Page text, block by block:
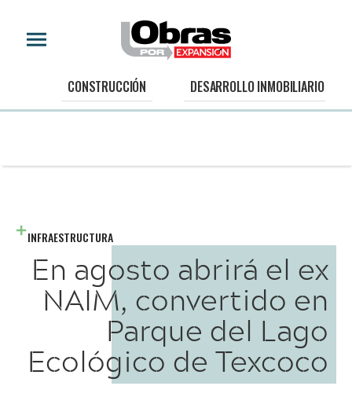
CONSTRUCCIÓN DESARROLLO INMOBILIARIO
INFRAESTRUCTURA
En agosto abrirá el ex
NAIM, convertido en
Parque del Lago
Ecológico de Texcoco